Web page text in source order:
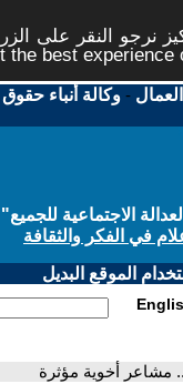
نرجو النقر على
best experience
-وكالة أنباء
الاجتماعية للجميع"
في الفكر والثقافة
الموقع البديل
أخوية مؤثرة